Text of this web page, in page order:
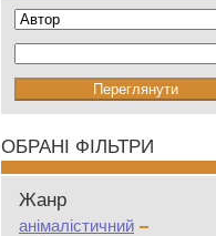
ОБРАНІ ФІЛЬТРИ
Жанр
анімалістичний